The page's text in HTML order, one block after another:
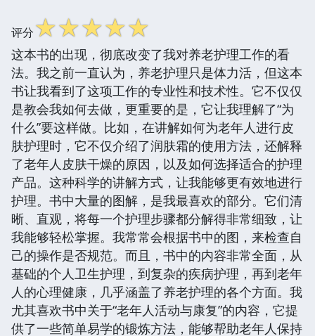
评分☆☆☆☆☆
这本书的出现，彻底改变了我对养老护理工作的看
法。我之前一直认为，养老护理只是体力活，但这本
书让我看到了这项工作的专业性和技术性。它不仅仅
是教会我如何去做，更重要的是，它让我理解了“为
什么”要这样做。比如，在讲解如何为老年人进行皮
肤护理时，它不仅介绍了润肤霜的使用方法，还解释
了老年人皮肤干燥的原因，以及如何选择适合的护理
产品。这种科学的讲解方式，让我能够更有效地进行
护理。书中大量的图解，是我最喜欢的部分。它们清
晰、直观，将每一个护理步骤都分解得非常细致，让
我能够轻松掌握。我常常会根据书中的图，来检查自
己的操作是否规范。而且，书中的内容非常全面，从
基础的个人卫生护理，到复杂的疾病护理，再到老年
人的心理健康，几乎涵盖了养老护理的各个方面。我
尤其喜欢书中关于“老年人活动与康复”的内容，它提
供了一些简单易学的锻炼方法，能够帮助老年人保持